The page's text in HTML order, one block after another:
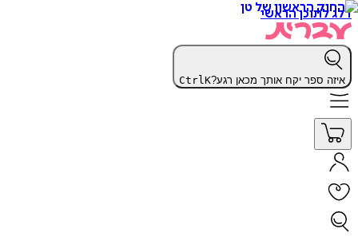
דלג לתוכן הראשי
איזה ספר יקח אותך מכאן רגע? CtrlK